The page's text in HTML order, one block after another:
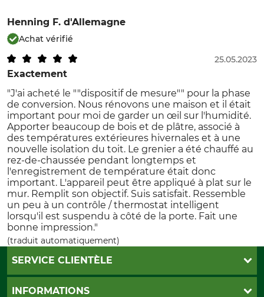
Henning F. d'Allemagne
Achat vérifié
Exactement
25.05.2023
"J'ai acheté le ""dispositif de mesure"" pour la phase
de conversion. Nous rénovons une maison et il était
important pour moi de garder un œil sur l'humidité.
Apporter beaucoup de bois et de plâtre, associé à
des températures extérieures hivernales et à une
nouvelle isolation du toit. Le grenier a été chauffé au
rez-de-chaussée pendant longtemps et
l'enregistrement de température était donc
important. L'appareil peut être appliqué à plat sur le
mur. Remplit son objectif. Suis satisfait. Ressemble
un peu à un contrôle / thermostat intelligent
lorsqu'il est suspendu à côté de la porte. Fait une
bonne impression."
(traduit automatiquement)
SERVICE CLIENTÈLE
Foire aux questions
INFORMATIONS